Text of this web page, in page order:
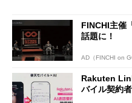
FINCHI主催
話題に！
AD（FINCHI on
Rakuten
バイル契約